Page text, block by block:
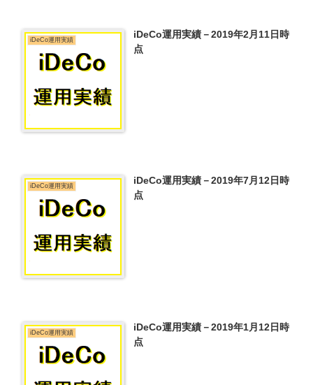
iDeCo運用実績
iDeCo運用実績－2019年2月11日時
点
iDeCo運用実績
iDeCo運用実績－2019年7月12日時
点
iDeCo運用実績
iDeCo運用実績－2019年1月12日時
点